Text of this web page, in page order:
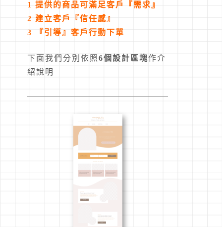
1 提供的商品可滿足客戶『需求』
2 建立客戶『信任感』
3 『引導』客戶行動下單
下面我們分別依照6個設計區塊作介
紹說明